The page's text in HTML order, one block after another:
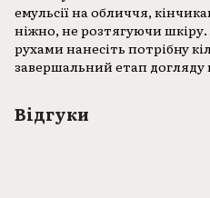
емульсії на обличчя,
ніжно, не розтягуючи
рухами нанесіть потрібну
завершальний етап догляду
Відгуки